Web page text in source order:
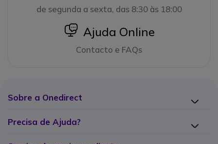
de segunda a sexta, das 8:30 às 18:00
icon
Ajuda Online
Contacto e FAQs
Sobre a Onedirect
Precisa de Ajuda?